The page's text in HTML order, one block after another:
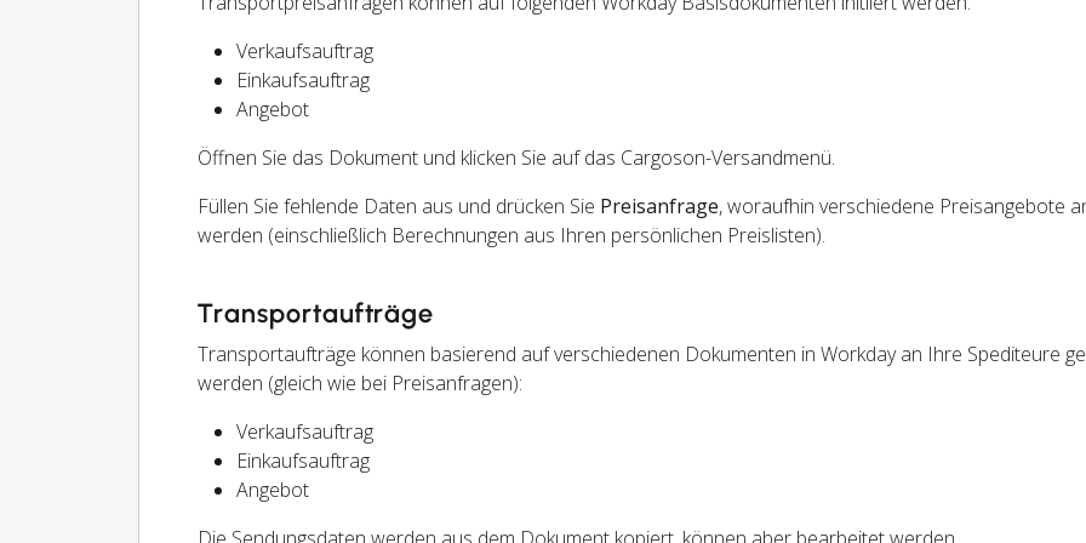
Verkaufsauftrag
Einkaufsauftrag
Angebot
Öffnen Sie das Dokument und klicken Sie auf das Cargoson-Versandmenü.
Füllen Sie fehlende Daten aus und drücken Sie Preisanfrage, woraufhin verschiedene Preisangebote
werden (einschließlich Berechnungen aus Ihren persönlichen Preislisten).
Transportaufträge
Transportaufträge können basierend auf verschiedenen Dokumenten in Workday an Ihre Spediteure
werden (gleich wie bei Preisanfragen):
Verkaufsauftrag
Einkaufsauftrag
Angebot